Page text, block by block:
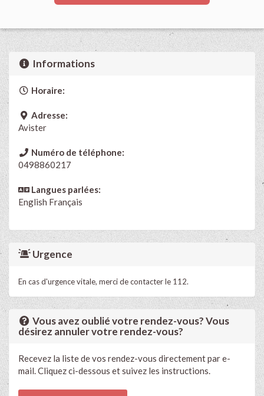
Informations
Horaire:
Adresse:
Avister
Numéro de téléphone:
0498860217
Langues parlées:
English Français
Urgence
En cas d'urgence vitale, merci de contacter le 112.
Vous avez oublié votre rendez-vous? Vous
désirez annuler votre rendez-vous?
Recevez la liste de vos rendez-vous directement par e-
mail. Cliquez ci-dessous et suivez les instructions.